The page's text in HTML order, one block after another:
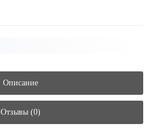
Описание
Отзывы (0)